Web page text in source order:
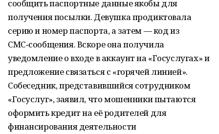
сообщить паспортные данные якобы для
получения посылки. Девушка продиктовала
серию и номер паспорта, а затем — код из
СМС‑сообщения. Вскоре она получила
уведомление о входе в аккаунт на «Госуслугах» и
предложение связаться с «горячей линией».
Собеседник, представившийся сотрудником
«Госуслуг», заявил, что мошенники пытаются
оформить кредит на её родителей для
финансирования деятельности